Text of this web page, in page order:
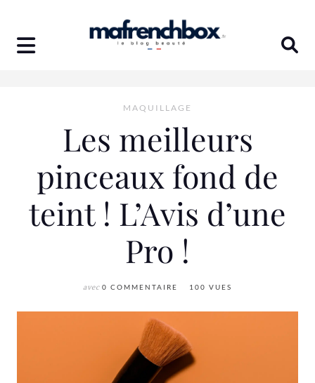
content
MAQUILLAGE
Les meilleurs
pinceaux fond de
teint ! L’Avis d’une
Pro !
avec 0 COMMENTAIRE 100 VUES